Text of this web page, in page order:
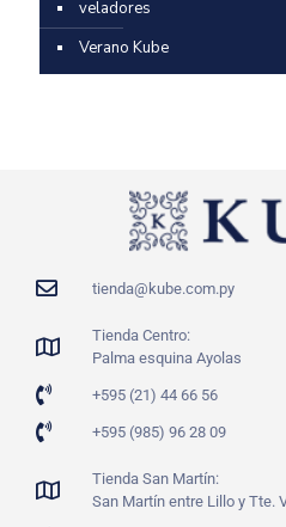
veladores
Verano Kube
tienda@kube.com.py
Tienda Centro:
Palma esquina Ayolas
+595 (21) 44 66 56
+595 (985) 96 28 09
Tienda San Martín:
San Martín entre Lillo y Tte.